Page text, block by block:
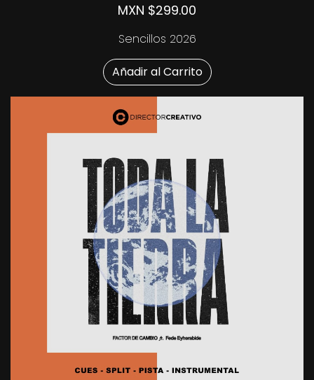
MXN $299.00
Sencillos 2026
Añadir al Carrito